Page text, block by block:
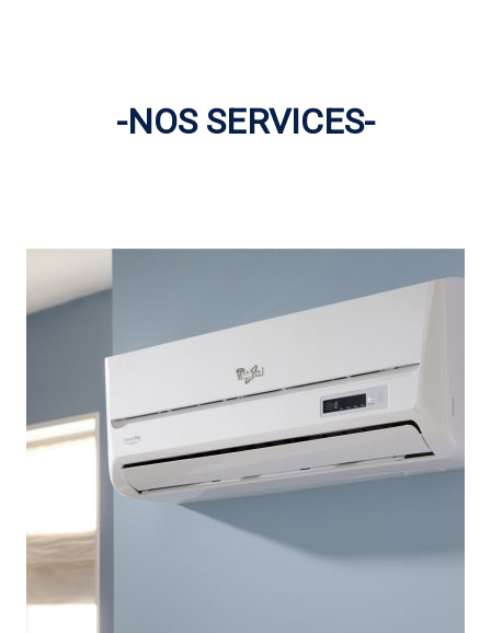
-NOS SERVICES-